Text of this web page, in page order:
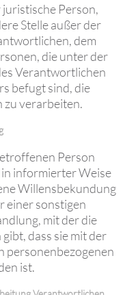
Person,
Stelle außer der
dem
die unter der
Verantwortlichen
befugt sind, die
zu verarbeiten.
Person
informierter Weise
Willensbekundung
einer sonstigen
mit der die
dass sie mit der
personenbezogenen
ist.